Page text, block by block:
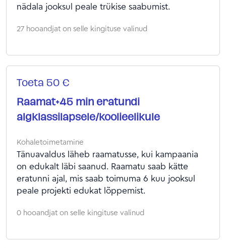
nädala jooksul peale trükise saabumist.
27 hooandjat on selle kingituse valinud
Toeta 50 €
Raamat+45 min eratundi
algklassilapsele/koolieelikule
Kohaletoimetamine
Tänuavaldus läheb raamatusse, kui kampaania
on edukalt läbi saanud. Raamatu saab kätte
eratunni ajal, mis saab toimuma 6 kuu jooksul
peale projekti edukat lõppemist.
0 hooandjat on selle kingituse valinud